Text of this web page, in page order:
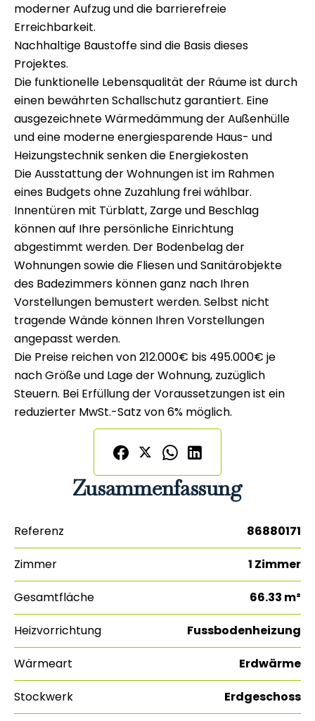
moderner Aufzug und die barrierefreie
Erreichbarkeit.
Nachhaltige Baustoffe sind die Basis dieses
Projektes.
Die funktionelle Lebensqualität der Räume ist durch
einen bewährten Schallschutz garantiert. Eine
ausgezeichnete Wärmedämmung der Außenhülle
und eine moderne energiesparende Haus- und
Heizungstechnik senken die Energiekosten
Die Ausstattung der Wohnungen ist im Rahmen
eines Budgets ohne Zuzahlung frei wählbar.
Innentüren mit Türblatt, Zarge und Beschlag
können auf Ihre persönliche Einrichtung
abgestimmt werden. Der Bodenbelag der
Wohnungen sowie die Fliesen und Sanitärobjekte
des Badezimmers können ganz nach Ihren
Vorstellungen bemustert werden. Selbst nicht
tragende Wände können Ihren Vorstellungen
angepasst werden.
Die Preise reichen von 212.000€ bis 495.000€ je
nach Größe und Lage der Wohnung, zuzüglich
Steuern. Bei Erfüllung der Voraussetzungen ist ein
reduzierter MwSt.-Satz von 6% möglich.
Zusammenfassung
Referenz 86880171
Zimmer 1 Zimmer
Gesamtfläche 66.33 m²
Heizvorrichtung Fussbodenheizung
Wärmeart Erdwärme
Stockwerk Erdgeschoss